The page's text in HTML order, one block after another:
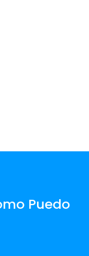
Puedo